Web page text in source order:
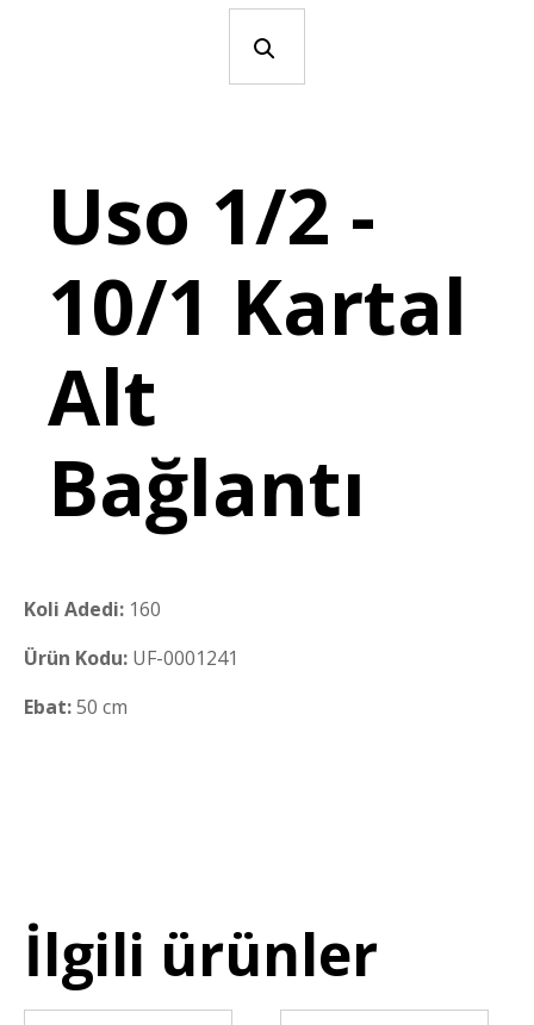
Uso 1/2 -
10/1 Kartal
Alt
Bağlantı
Koli Adedi: 160
Ürün Kodu: UF-0001241
Ebat:50 cm
İlgili ürünler